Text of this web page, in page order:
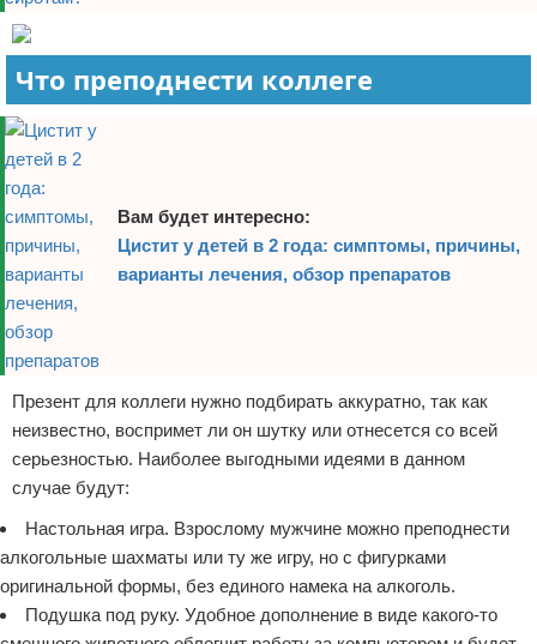
Что преподнести коллеге
Вам будет интересно:
Цистит у детей в 2 года: симптомы, причины,
варианты лечения, обзор препаратов
Презент для коллеги нужно подбирать аккуратно, так как
неизвестно, воспримет ли он шутку или отнесется со всей
серьезностью. Наиболее выгодными идеями в данном
случае будут:
Настольная игра. Взрослому мужчине можно преподнести
алкогольные шахматы или ту же игру, но с фигурками
оригинальной формы, без единого намека на алкоголь.
Подушка под руку. Удобное дополнение в виде какого-то